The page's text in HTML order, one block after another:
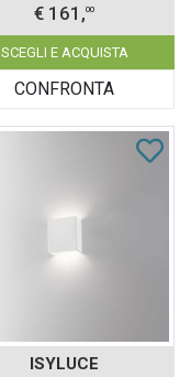
€ 161,00
SCEGLI E ACQUISTA
CONFRONTA
ISYLUCE